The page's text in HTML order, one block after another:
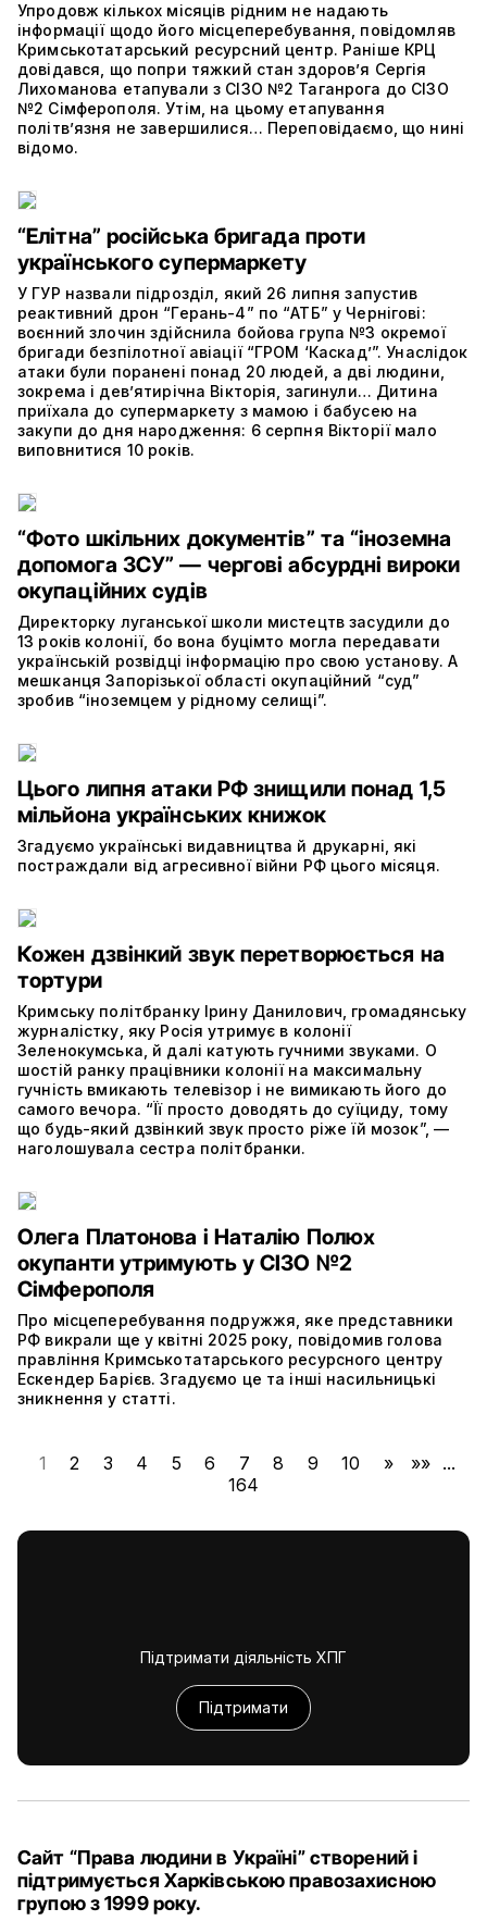
Упродовж кількох місяців рідним не надають
інформації щодо його місцеперебування, повідомляв
Кримськотатарський ресурсний центр. Раніше КРЦ
довідався, що попри тяжкий стан здоров’я Сергія
Лихоманова етапували з СІЗО №2 Таганрога до СІЗО
№2 Сімферополя. Утім, на цьому етапування
політвʼязня не завершилися… Переповідаємо, що нині
відомо.
“Елітна” російська бригада проти
українського супермаркету
У ГУР назвали підрозділ, який 26 липня запустив
реактивний дрон “Герань-4” по “АТБ” у Чернігові:
воєнний злочин здійснила бойова група №3 окремої
бригади безпілотної авіації “ГРОМ ‘Каскад’”. Унаслідок
атаки були поранені понад 20 людей, а дві людини,
зокрема і дев’ятирічна Вікторія, загинули… Дитина
приїхала до супермаркету з мамою і бабусею на
закупи до дня народження: 6 серпня Вікторії мало
виповнитися 10 років.
“Фото шкільних документів” та “іноземна
допомога ЗСУ” — чергові абсурдні вироки
окупаційних судів
Директорку луганської школи мистецтв засудили до
13 років колонії, бо вона буцімто могла передавати
українській розвідці інформацію про свою установу. А
мешканця Запорізької області окупаційний “суд”
зробив “іноземцем у рідному селищі”.
Цього липня атаки РФ знищили понад 1,5
мільйона українських книжок
Згадуємо українські видавництва й друкарні, які
постраждали від агресивної війни РФ цього місяця.
Кожен дзвінкий звук перетворюється на
тортури
Кримську політбранку Ірину Данилович, громадянську
журналістку, яку Росія утримує в колонії
Зеленокумська, й далі катують гучними звуками. О
шостій ранку працівники колонії на максимальну
гучність вмикають телевізор і не вимикають його до
самого вечора. “Її просто доводять до суїциду, тому
що будь-який дзвінкий звук просто ріже їй мозок”, —
наголошувала сестра політбранки.
Олега Платонова і Наталію Полюх
окупанти утримують у СІЗО №2
Сімферополя
Про місцеперебування подружжя, яке представники
РФ викрали ще у квітні 2025 року, повідомив голова
правління Кримськотатарського ресурсного центру
Ескендер Барієв. Згадуємо це та інші насильницькі
зникнення у статті.
1 2 3 4 5 6 7 8 9 10 » »» ...
164
Підтримати діяльність ХПГ
Підтримати
Сайт “Права людини в Україні” створений і
підтримується Харківською правозахисною
групою з 1999 року.